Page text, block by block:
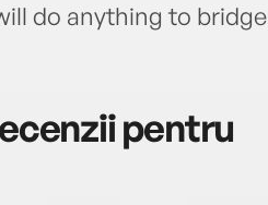
do anything to bridge
pentru